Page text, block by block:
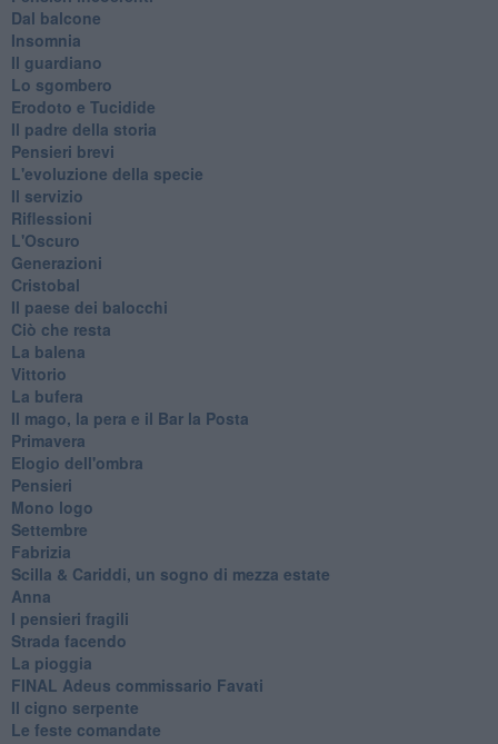
Dal balcone
Insomnia
Il guardiano
Lo sgombero
Erodoto e Tucidide
Il padre della storia
Pensieri brevi
L'evoluzione della specie
Il servizio
Riflessioni
L'Oscuro
Generazioni
Cristobal
Il paese dei balocchi
Ciò che resta
La balena
Vittorio
La bufera
Il mago, la pera e il Bar la Posta
Primavera
Elogio dell'ombra
Pensieri
Mono logo
Settembre
Fabrizia
​Scilla & Cariddi, un sogno di mezza estate
Anna
I pensieri fragili
Strada facendo
La pioggia
FINAL Adeus commissario Favati
Il cigno serpente
Le feste comandate